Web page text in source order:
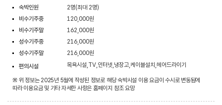
숙박인원
2명(최대 2명)
비수기주중
120,000원
비수기주말
162,000원
성수기주중
216,000원
성수기주말
216,000원
편의시설
목욕시설,TV,인터넷,냉장고,케이블설치,헤어드라이기
※ 위 정보는 2025년 5월에 작성된 정보로 해당 숙박시설 이용 요금이 수시로 변동됨에
따라 이용요금 및 기타 자세한 사항은 홈페이지 참조 요망